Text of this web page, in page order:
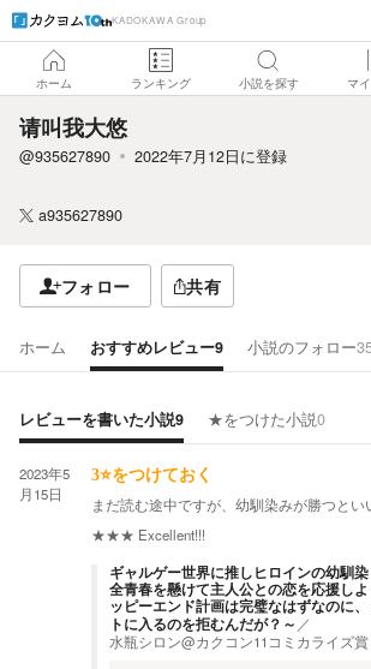
KADOKAWA Group
ホーム ランキング 小説を探す マ
请叫我大悠
@935627890 2022年7月12日に登録
a935627890
フォロー 共有
ホーム おすすめレビュー9 小説のフォロー
レビューを書いた小説9 ★をつけた小説0
2023年5
月15日
3⭐をつけておく
まだ読む途中ですが、幼馴染みが勝つとい
★★★ Excellent!!!
ギャルゲー世界に推しヒロインの幼馴染
全青春を懸けて主人公との恋を応援し
ッピーエンド計画は完璧なはずなのに
トに入るのを拒むんだが？～ ／
水瓶シロン@カクコン11コミカライズ賞